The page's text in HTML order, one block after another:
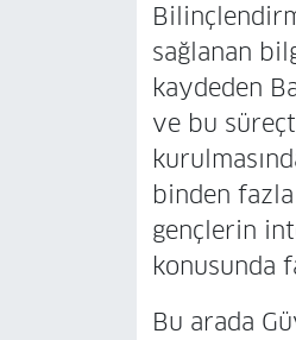
sağlanan
kaydeden
ve bu
binden
gençlerin
konusunda
Bu arada